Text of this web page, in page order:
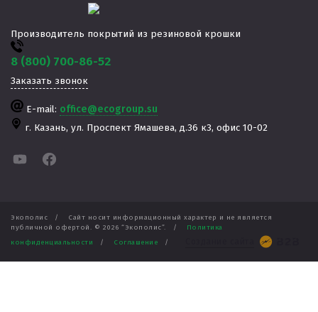
Производитель покрытий из резиновой крошки
8 (800) 700-86-52
Заказать звонок
E-mail: office@ecogroup.su
г. Казань, ул. Проспект Ямашева, д.36 к3, офис 10-02
Экополис /
Сайт носит информационный характер и не является
публичной офертой. © 2026 “Экополис”. /
Политика
конфиденциальности
/ Соглашение /